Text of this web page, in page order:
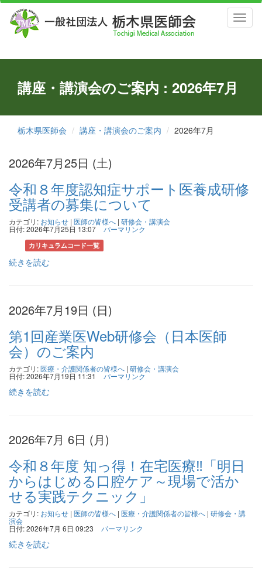
講座・講演会のご案内 : 2026年7月
栃木県医師会 講座・講演会のご案内 2026年7月
2026年7月25日 (土)
令和８年度認知症サポート医養成研修
受講者の募集について
カテゴリ: お知らせ | 医師の皆様へ | 研修会・講演会
日付: 2026年7月25日 13:07 パーマリンク
カリキュラムコード一覧
続きを読む
2026年7月19日 (日)
第1回産業医Web研修会（日本医師
会）のご案内
カテゴリ:医療・介護関係者の皆様へ | 研修会・講演会
日付: 2026年7月19日 11:31 パーマリンク
続きを読む
2026年7月 6日 (月)
令和８年度 知っ得！在宅医療‼「明日
からはじめる口腔ケア～現場で活か
せる実践テクニック」
カテゴリ: お知らせ | 医師の皆様へ | 医療・介護関係者の皆様へ | 研修会・講
演会
日付: 2026年7月 6日 09:23 パーマリンク
続きを読む